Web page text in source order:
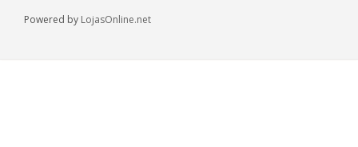
Powered by LojasOnline.net